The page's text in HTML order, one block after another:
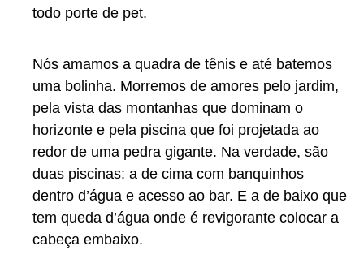
todo porte de pet.
Nós amamos a quadra de tênis e até batemos
uma bolinha. Morremos de amores pelo jardim,
pela vista das montanhas que dominam o
horizonte e pela piscina que foi projetada ao
redor de uma pedra gigante. Na verdade, são
duas piscinas: a de cima com banquinhos
dentro d’água e acesso ao bar. E a de baixo que
tem queda d’água onde é revigorante colocar a
cabeça embaixo.